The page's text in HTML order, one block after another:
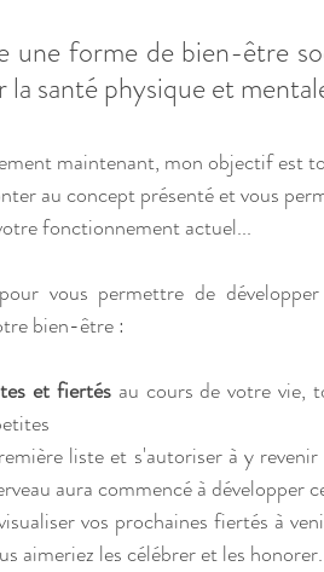
une forme de bien-être
santé physique et
maintenant, mon objectif est
au concept présenté et vous
fonctionnement actuel...
vous permettre de
bien-être :
et fiertés au cours de votre vie,
liste et s'autoriser à y
aura commencé à développer
vos prochaines fiertés à
aimeriez les célébrer et les honorer.